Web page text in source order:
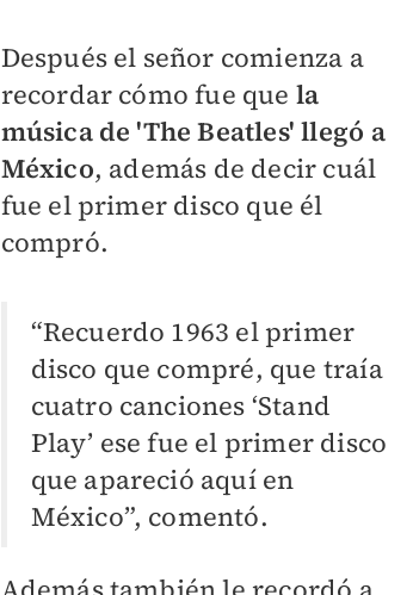
Después el señor comienza a
recordar cómo fue que la
música de 'The Beatles' llegó a
México, además de decir cuál
fue el primer disco que él
compró.
“Recuerdo 1963 el primer
disco que compré, que traía
cuatro canciones ‘Stand
Play’ ese fue el primer disco
que apareció aquí en
México”, comentó.